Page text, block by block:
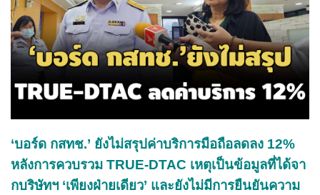
‘บอร์ด กสทช.’ ยังไม่สรุปค่าบริการมือถือลดลง 12%
หลังการควบรวม TRUE-DTAC เหตุเป็นข้อมูลที่ได้จา
กบริษัทฯ ‘เพียงฝ่ายเดียว’ และยังไม่มีการยืนยันความ